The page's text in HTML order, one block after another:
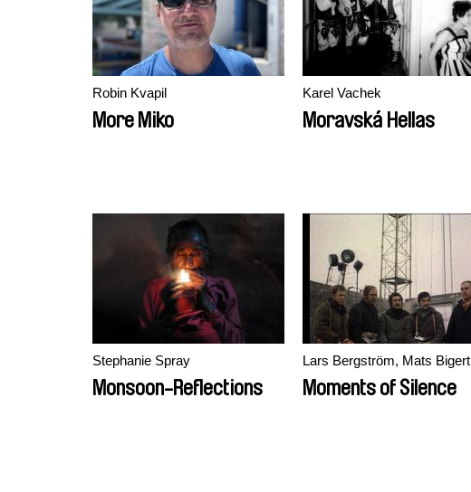
Robin Kvapil
More Miko
Karel Vachek
Moravská Hellas
Stephanie Spray
Monsoon-Reflections
Lars Bergström, Mats Bigert
Moments of Silence